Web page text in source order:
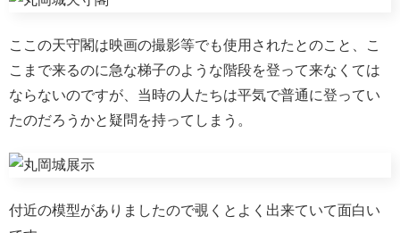
ここの天守閣は映画の撮影等でも使用されたとのこと、こ
こまで来るのに急な梯子のような階段を登って来なくては
ならないのですが、当時の人たちは平気で普通に登ってい
たのだろうかと疑問を持ってしまう。
付近の模型がありましたので覗くとよく出来ていて面白い